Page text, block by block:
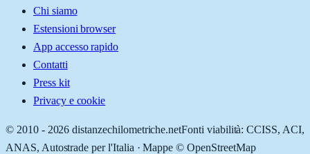
Chi siamo
Estensioni browser
App accesso rapido
Contatti
Press kit
Privacy e cookie
© 2010 - 2026 distanzechilometriche.netFonti viabilità: CCISS, ACI,
ANAS, Autostrade per l'Italia · Mappe © OpenStreetMap